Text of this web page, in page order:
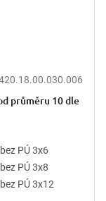
průměru 10 dle
PÚ 3x6
PÚ 3x8
PÚ 3x12